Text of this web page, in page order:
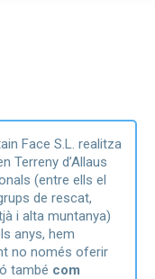
Face S.L. realitza
Terreny d’Allaus
(entre ells el
de rescat,
i alta muntanya)
anys, hem
no només oferir
també com